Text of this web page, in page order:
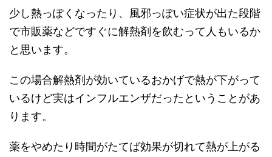
少し熱っぽくなったり、風邪っぽい症状が出た段階
で市販薬などですぐに解熱剤を飲むって人もいるか
と思います。
この場合解熱剤が効いているおかげで熱が下がって
いるけど実はインフルエンザだったということがあ
ります。
薬をやめたり時間がたてば効果が切れて熱が上がる